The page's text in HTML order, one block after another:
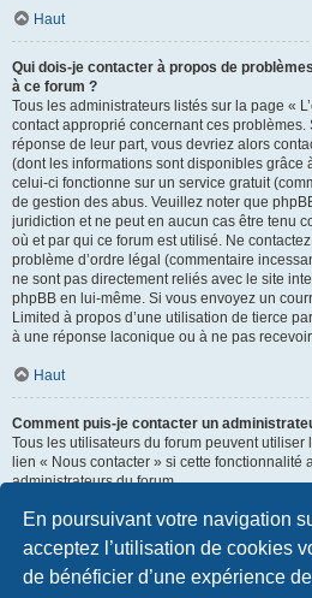
En poursuivant votre navigation
acceptez l’utilisation de cookies
de bénéficier d’une expérience
Haut
Qui dois-je contacter à propos de
à ce forum ?
Tous les administrateurs listés sur la page «
contact approprié concernant ces problèmes.
réponse de leur part, vous devriez alors
(dont les informations sont disponibles grâce
celui-ci fonctionne sur un service gratuit
de gestion des abus. Veuillez noter que
juridiction et ne peut en aucun cas être tenu
où et par qui ce forum est utilisé. Ne
problème d’ordre légal (commentaire
ne sont pas directement reliés avec le site
phpBB en lui-même. Si vous envoyez un
Limited à propos d’une utilisation de tierce
à une réponse laconique ou à ne pas
Haut
Comment puis-je contacter un
Tous les utilisateurs du forum peuvent
lien « Nous contacter » si cette fonctionnalité
administrateurs du forum.
Les membres du forum peuvent également